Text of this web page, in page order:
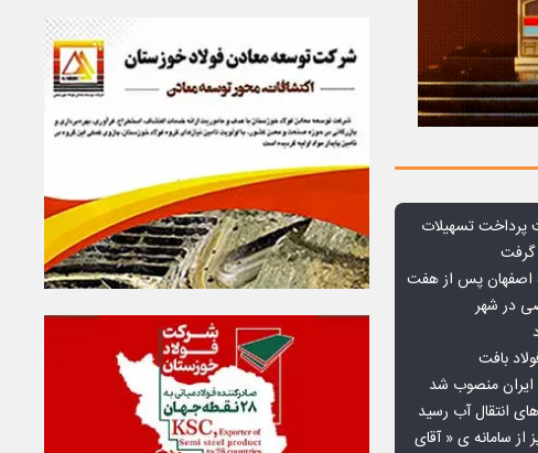
پرداخت تسهیلات
گرفت
اصفهان پس از هفت
در شهر
بافت
ایران منصوب شد
انتقال آب رسید
از سامانه ی « آقای